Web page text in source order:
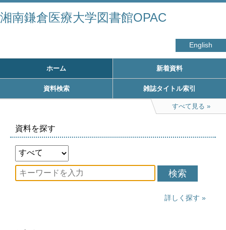
湘南鎌倉医療大学図書館OPAC
English
ホーム 新着資料
資料検索 雑誌タイトル索引
すべて見る
資料を探す
検索
詳しく探す